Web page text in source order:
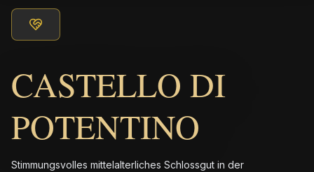
CASTELLO DI
POTENTINO
Stimmungsvolles mittelalterliches Schlossgut in der